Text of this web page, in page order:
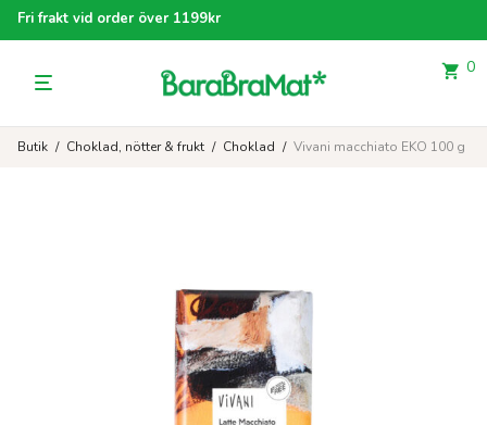
Fri frakt vid order över 1199kr
0
Butik / Choklad, nötter & frukt / Choklad / Vivani macchiato EKO 100 g